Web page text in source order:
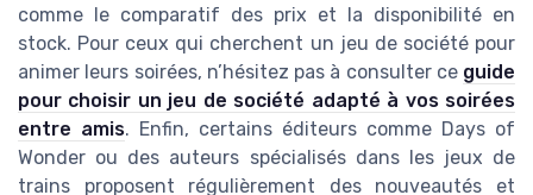
comme le comparatif des prix et la disponibilité en
stock. Pour ceux qui cherchent un jeu de société pour
animer leurs soirées, n’hésitez pas à consulter ce guide
pour choisir un jeu de société adapté à vos soirées
entre amis. Enfin, certains éditeurs comme Days of
Wonder ou des auteurs spécialisés dans les jeux de
trains proposent régulièrement des nouveautés et